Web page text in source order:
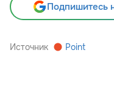
Подпишитесь
Источник Point